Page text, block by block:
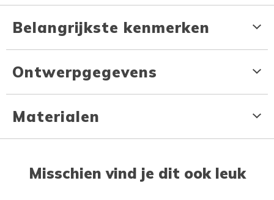
Belangrijkste kenmerken
Ontwerpgegevens
Materialen
Misschien vind je dit ook leuk